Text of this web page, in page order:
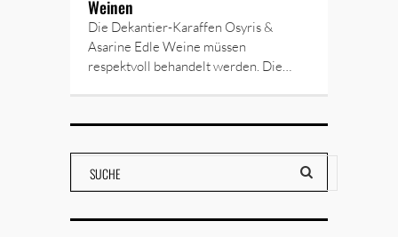
Weinen
Die Dekantier-Karaffen Osyris &
Asarine Edle Weine müssen
respektvoll behandelt werden. Die…